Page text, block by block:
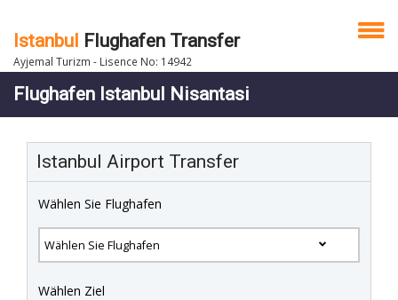
Istanbul Flughafen Transfer
Ayjemal Turizm - Lisence No: 14942
Flughafen Istanbul Nisantasi
Istanbul Airport Transfer
Wählen Sie Flughafen
Wählen Ziel